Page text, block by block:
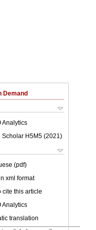
Demand
Analytics
Scholar H5M5 (2021 )
(pdf)
xml format
cite this article
Analytics
translation